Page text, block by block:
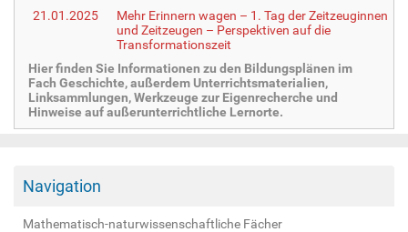
21.01.2025
Mehr Erinnern wagen – 1. Tag der Zeitzeuginnen
und Zeitzeugen – Perspektiven auf die
Transformationszeit
Hier finden Sie Informationen zu den Bildungsplänen im
Fach Geschichte, außerdem Unterrichtsmaterialien,
Linksammlungen, Werkzeuge zur Eigenrecherche und
Hinweise auf außerunterrichtliche Lernorte.
Navigation
Mathematisch-naturwissenschaftliche Fächer